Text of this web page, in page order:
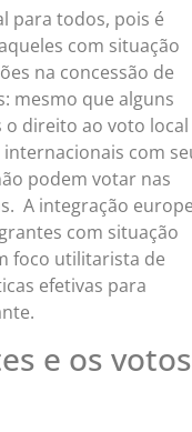
para todos, pois é
com situação
na concessão de
mesmo que alguns
o direito ao voto local
com
podem votar nas
A integração
com situação
foco utilitarista de
efetivas para
e os votos